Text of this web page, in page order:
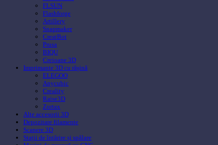
FLSUN
Flashforge
Artillery
Snapmaker
CreatBot
Prusa
BIQU
Creioane 3D
Imprimante 3D cu rășină
ELEGOO
Anycubic
Creality
Raise3D
Zortax
Alte accesorii 3D
Depozitare filamente
Scanere 3D
Stații de întărire și spălare